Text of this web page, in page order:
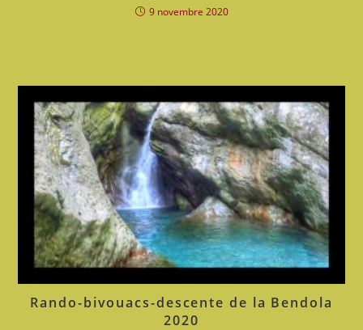
9 novembre 2020
Rando-bivouacs-descente de la Bendola
2020